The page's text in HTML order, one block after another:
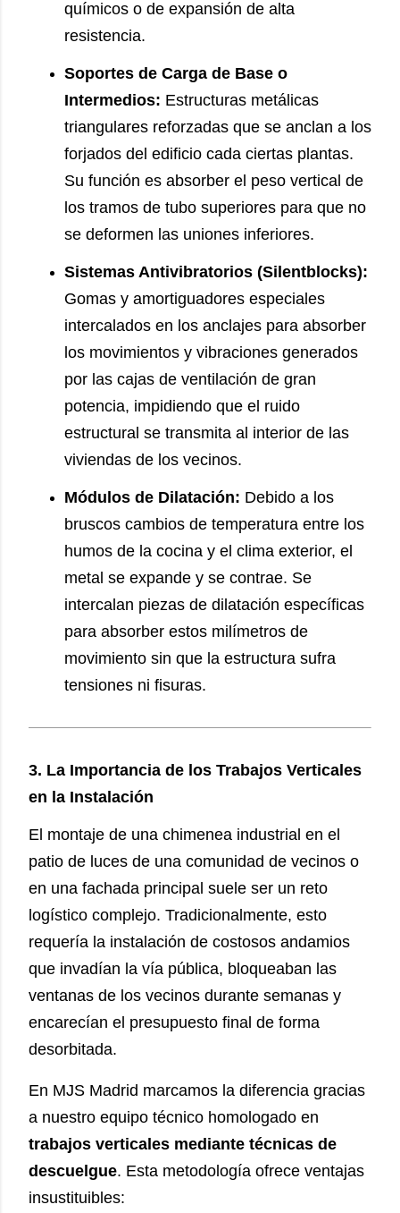
químicos o de expansión de alta
resistencia.
Soportes de Carga de Base o
Intermedios: Estructuras metálicas
triangulares reforzadas que se anclan a los
forjados del edificio cada ciertas plantas.
Su función es absorber el peso vertical de
los tramos de tubo superiores para que no
se deformen las uniones inferiores.
Sistemas Antivibratorios (Silentblocks):
Gomas y amortiguadores especiales
intercalados en los anclajes para absorber
los movimientos y vibraciones generados
por las cajas de ventilación de gran
potencia, impidiendo que el ruido
estructural se transmita al interior de las
viviendas de los vecinos.
Módulos de Dilatación: Debido a los
bruscos cambios de temperatura entre los
humos de la cocina y el clima exterior, el
metal se expande y se contrae. Se
intercalan piezas de dilatación específicas
para absorber estos milímetros de
movimiento sin que la estructura sufra
tensiones ni fisuras.
3. La Importancia de los Trabajos Verticales
en la Instalación
El montaje de una chimenea industrial en el
patio de luces de una comunidad de vecinos o
en una fachada principal suele ser un reto
logístico complejo. Tradicionalmente, esto
requería la instalación de costosos andamios
que invadían la vía pública, bloqueaban las
ventanas de los vecinos durante semanas y
encarecían el presupuesto final de forma
desorbitada.
En MJS Madrid marcamos la diferencia gracias
a nuestro equipo técnico homologado en
trabajos verticales mediante técnicas de
descuelgue. Esta metodología ofrece ventajas
insustituibles: